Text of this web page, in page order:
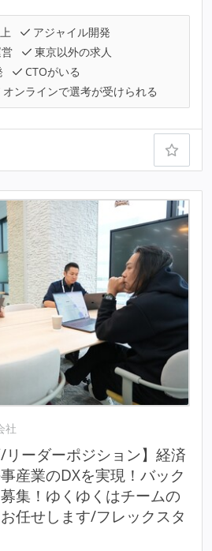
アジャイル開発
東京以外の求人
CTOがいる
オンラインで選考が受けられる
社
/リーダーポジション】経済
産業のDXを実現！バック
集！ゆくゆくはチームの
任せします/フレックスタ